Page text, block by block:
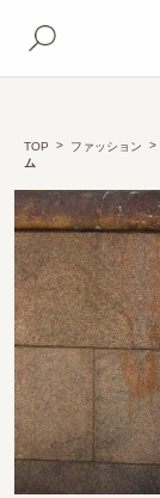
TOP ファッション
ム